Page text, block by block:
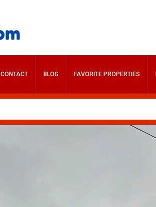
CONTACT BLOG FAVORITE PROPERTIES